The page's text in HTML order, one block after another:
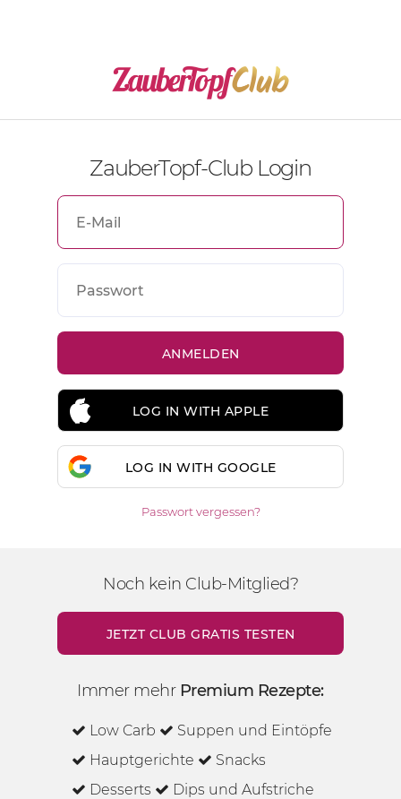
ZauberTopf-Club Login
LOG IN WITH APPLE
LOG IN WITH GOOGLE
Passwort vergessen?
Noch kein Club-Mitglied?
JETZT CLUB GRATIS TESTEN
Immer mehr Premium Rezepte:
Low Carb
Suppen und Eintöpfe
Hauptgerichte
Snacks
Desserts
Dips und Aufstriche